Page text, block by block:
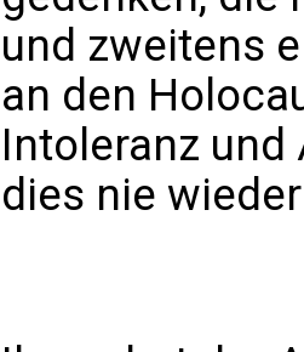
und zweitens
an den
Intoleranz
dies nie